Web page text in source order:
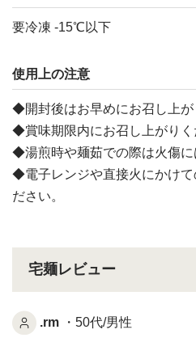
要冷凍 -15℃以下
使用上の注意
◆開封後はお早めにお召し上が
◆賞味期限内にお召し上がりく
◆湯煎時や麺茹での際は火傷に
◆電子レンジや直接火にかけて
ださい。
宅麺レビュー
.rm ・50代/男性